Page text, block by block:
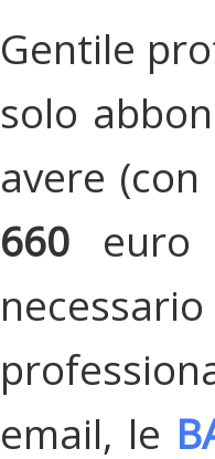
Gentile
solo
avere
660 euro
email, le